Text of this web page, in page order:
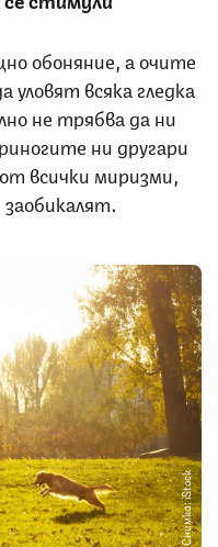
обоняние, а очите
всяка гледка
не трябва да ни
ни другари
всички миризми,
Снимка: iStock